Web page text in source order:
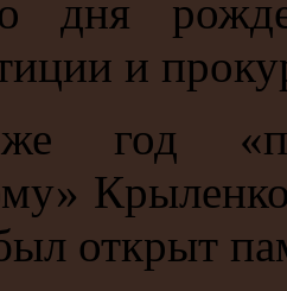
дня
и
год
открыт